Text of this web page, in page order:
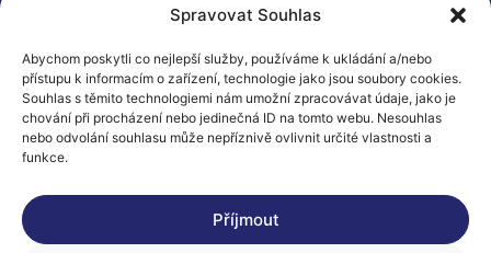
Spravovat Souhlas
Abychom poskytli co nejlepší služby, používáme k ukládání a/nebo
přístupu k informacím o zařízení, technologie jako jsou soubory cookies.
Souhlas s těmito technologiemi nám umožní zpracovávat údaje, jako je
chování při procházení nebo jedinečná ID na tomto webu. Nesouhlas
nebo odvolání souhlasu může nepříznivě ovlivnit určité vlastnosti a
funkce.
Příjmout
Kontaktujte nás
info@impaktio.cz
+ 420 736 137 501
Facebook Instagram LinkedIn